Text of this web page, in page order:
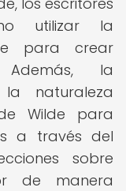
utilizar la
para crear
Además, la
naturaleza
Wilde para
a través del
sobre
de manera